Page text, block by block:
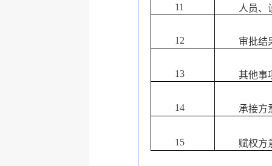
11 人员、
12 审批结
13 其他事
14 承接方
15 赋权方